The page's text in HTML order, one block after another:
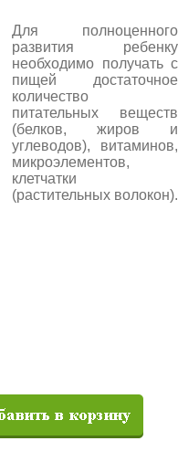
Для полноценного
развития ребенку
необходимо получать с
пищей достаточное
количество
питательных веществ
(белков, жиров и
углеводов), витаминов,
микроэлементов,
клетчатки
(растительных волокон).